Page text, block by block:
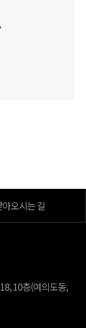
아오시는 길
10층(여의도동,